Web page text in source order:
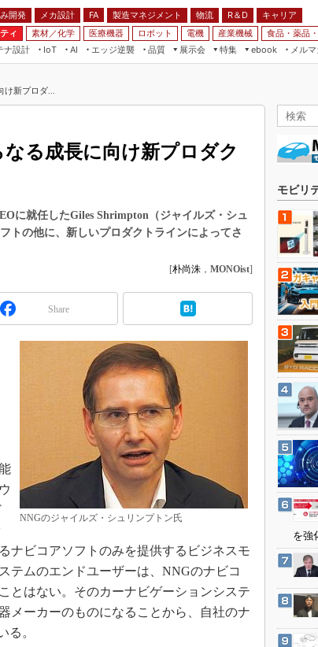
開発 メカ設計 FA 製造マネジメント 物流 R＆D
キャリア
ィ 素材／化学 医療機器 ロボット 電機 産業機械 食品・薬品
ナ設計
IoT
AI
エッジ逆襲 品質
展示会
JIMTOF
IIFES
TECHNO-FRONTIER
EdgeTech+
AUTOMOTIVE WORLD
産業オープンネット展
特集
VR／AR
フィールドサービス
組み込み画像技術
組み込みモデリング
ISO26262
3Dプリンタ
デジタルツインとCAE
S＆OP
インダストリー4.0
イノベーション
製造業ビッグデータ
メイドインジャパン
知財マネジメント
海外生産
グローバル設計・開発
ebook
モビリティ
メル
新プロダ...
る成長に向け新プロダク
に就任したGiles Shrimpton（ジャイルズ・シュ
トの他に、新しいプロダクトラインによってさ
[朴尚洙 ， MONOist]
Share
NNGのジャイルズ・シュリンプトン氏
ナビコアソフトのみを提供するビジネスモ
テムのエンドユーザーは、NNGのナビコ
とはない。そのカーナビゲーションシステ
メーカーのものになることから、自社のナ
る。
モビリ
を強